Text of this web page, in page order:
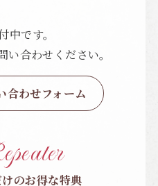
中です。
合わせください。
合わせフォーム
のお得な特典